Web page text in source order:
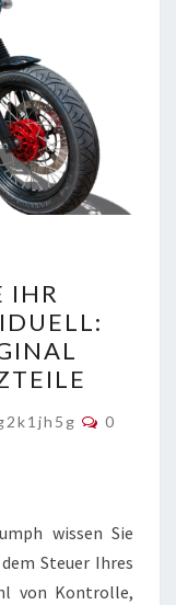
IHR
0
wissen Sie
Steuer Ihres
von Kontrolle,